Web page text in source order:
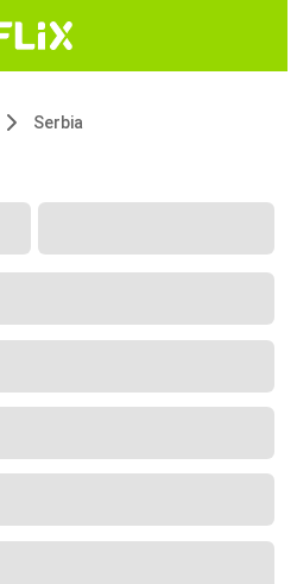
Serbia